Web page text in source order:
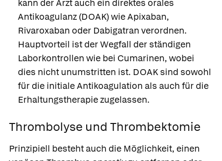
kann der Arzt auch ein direktes orales
Antikoagulanz (DOAK) wieApixaban,
Rivaroxaban oder Dabigatran verordnen.
Hauptvorteil ist der Wegfall der ständigen
Laborkontrollen wie bei Cumarinen, wobei
dies nicht unumstritten ist. DOAK sind sowohl
für die initiale Antikoagulation als auch für die
Erhaltungstherapie zugelassen.
Thrombolyse und Thrombektomie
Prinzipiell besteht auch die Möglichkeit, einen